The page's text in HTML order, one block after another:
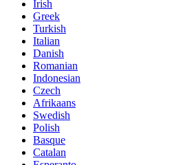
Irish
Greek
Turkish
Italian
Danish
Romanian
Indonesian
Czech
Afrikaans
Swedish
Polish
Basque
Catalan